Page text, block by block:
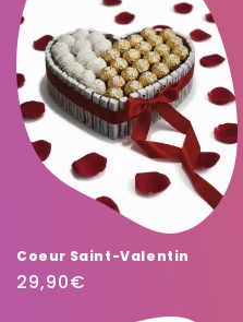
Coeur Saint-Valentin
Prix
29,90€